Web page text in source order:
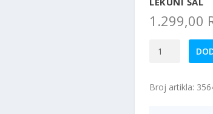
1.299,00
Broj artikla: